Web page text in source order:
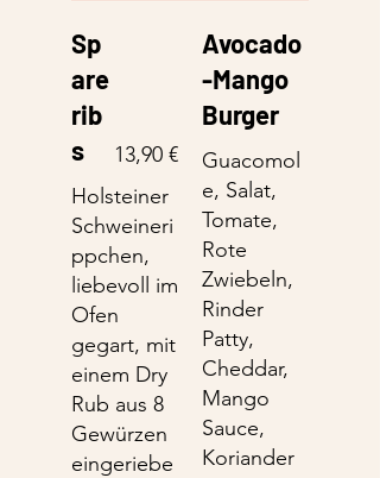
Sp
are
rib
s
Holsteiner
Schweineri
ppchen,
liebevoll im
Ofen
gegart, mit
einem Dry
Rub aus 8
Gewürzen
eingeriebe
13,90 €
Avocado
-Mango
Burger
Guacomol
e, Salat,
Tomate,
Rote
Zwiebeln,
Rinder
Patty,
Cheddar,
Mango
Sauce,
Koriander